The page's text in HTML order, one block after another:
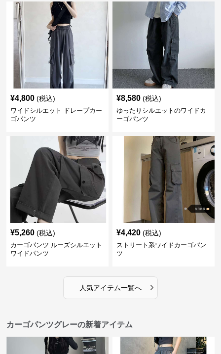
¥4,800 (税込)
ワイドシルエット ドレープカー
ゴパンツ
¥8,580 (税込)
ゆったりシルエットのワイドカ
ーゴパンツ
¥5,260 (税込)
カーゴパンツ ルーズシルエット
ワイドパンツ
¥4,420 (税込)
ストリート系ワイドカーゴパン
ツ
人気アイテム一覧へ ›
カーゴパンツグレーの新着アイテム